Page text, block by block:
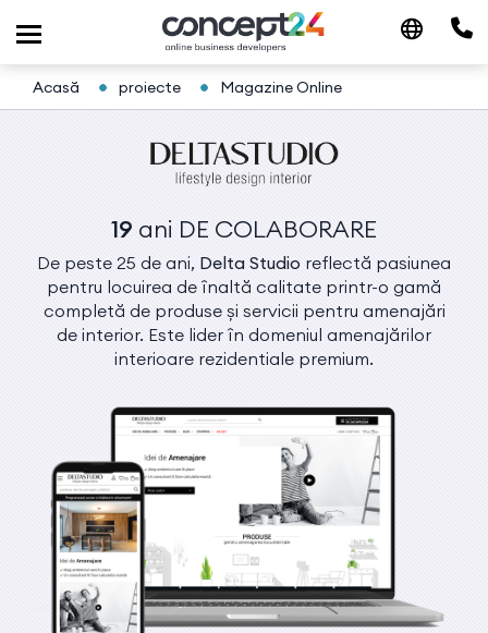
Acasă proiecte Magazine Online
19 ani DE COLABORARE
De peste 25 de ani, Delta Studio reflectă pasiunea
pentru locuirea de înaltă calitate printr-o gamă
completă de produse și servicii pentru amenajări
de interior. Este lider în domeniul amenajărilor
interioare rezidentiale premium.